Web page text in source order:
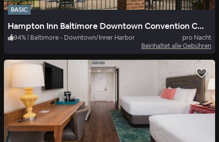
BASIC
Hampton Inn Baltimore Downtown Convention Ctr Ex Hampton Inn Baltimore Camden Yards Md
94% | Baltimore - Downtown/Inner Harbor
pro Nacht
Beinhaltet alle Gebühren